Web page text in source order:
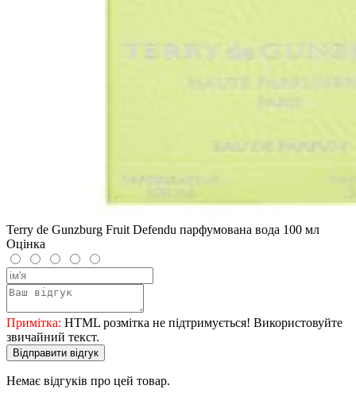
Terry de Gunzburg Fruit Defendu парфумована вода 100 мл
Оцінка
Примітка: HTML розмітка не підтримується! Використовуйте
звичайний текст.
Відправити відгук
Немає відгуків про цей товар.